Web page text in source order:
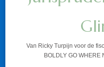
Van Ricky Turpijn voor de
BOLDLY GO WHERE